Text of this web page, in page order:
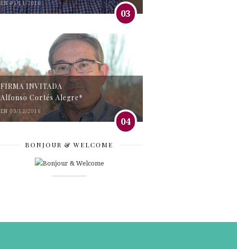
EN 05/11/2016
03
FIRMA INVITADA
Alfonso Cortés Alegre*
EN 03/12/2016
04
BONJOUR & WELCOME